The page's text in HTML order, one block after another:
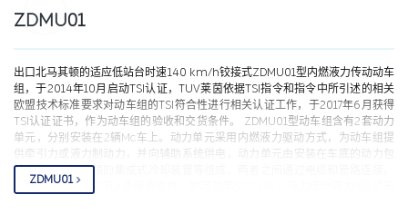
ZDMU01
出口北马其顿的适应低站台时速140 km/h铰接式ZDMU01型内燃液力传动动车
组，于2014年10月启动TSI认证，TUV莱茵依据TSI指令和指令中所引述的相关
欧盟技术标准要求对动车组的TSI符合性进行相关认证工作，于2017年6月获得
TSI认证证书，作为动车组的验收和交货条件。 ZDMU01型动车组含有2套动力
单元，分别安装在2辆Mc车上。动力单元采用内燃液力驱动方式，为动车组提
供牵引力或液力制动力，并向辅助系统供电，动力单元由安装在车底的动力包
总成和安装在车顶的集成式冷却装置等组成，两者之间通过电缆和管路连接。
采用成熟可靠的12缸4冲程柴油机，额定功率588 kW，液力传动箱为3段式无
ZDMU01